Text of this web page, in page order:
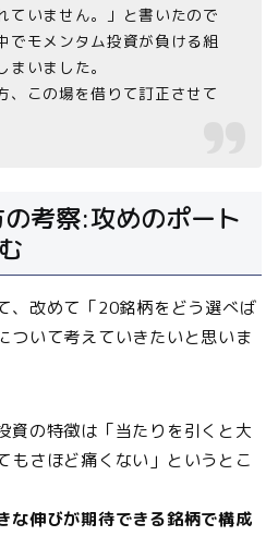
ていません。」と書いたので
でモメンタム投資が負ける組
いました。
、この場を借りて訂正させて
考察:攻めのポート
、改めて「20銘柄をどう選べば
ついて考えていきたいと思いま
資の特徴は「当たりを引くと大
もさほど痛くない」というとこ
な伸びが期待できる銘柄で構成